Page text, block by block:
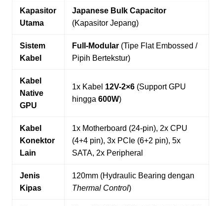
Kapasitor
Utama
Japanese Bulk Capacitor
(Kapasitor Jepang)
Sistem
Kabel
Full-Modular(Tipe Flat Embossed /
Pipih Bertekstur)
Kabel
Native
GPU
1x Kabel 12V-2×6(Support GPU
hingga 600W)
Kabel
Konektor
Lain
1x Motherboard (24-pin), 2x CPU
(4+4 pin), 3x PCIe (6+2 pin), 5x
SATA, 2x Peripheral
Jenis
Kipas
120mm (Hydraulic Bearing dengan
Thermal Control)